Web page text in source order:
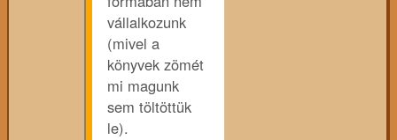
vállalkozunk
(mivel a
könyvek zömét
mi magunk
sem töltöttük
le).